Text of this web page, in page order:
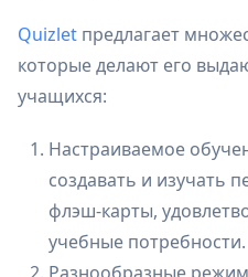
Quizlet предлагает
которые делают его
учащихся:
Настраиваемое
создавать и изучать
флэш-карты,
учебные потребности.